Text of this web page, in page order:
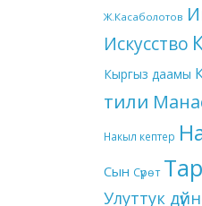
Ж.Касаболотов
Искусство
Кыргыз даамы
тили
Накыл кептер
Сын Сүрөт
Улуттук